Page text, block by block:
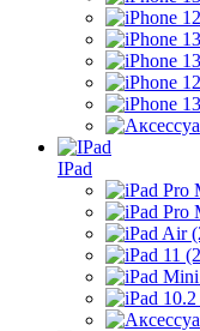
IPad